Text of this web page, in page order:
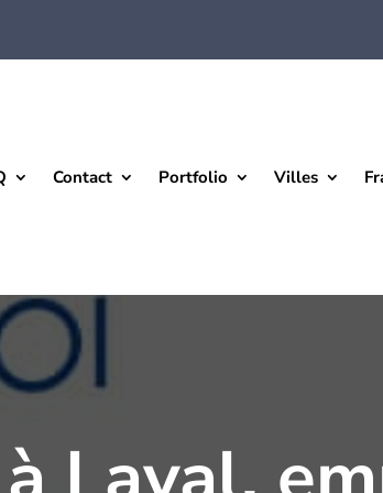
Contact Portfolio Villes